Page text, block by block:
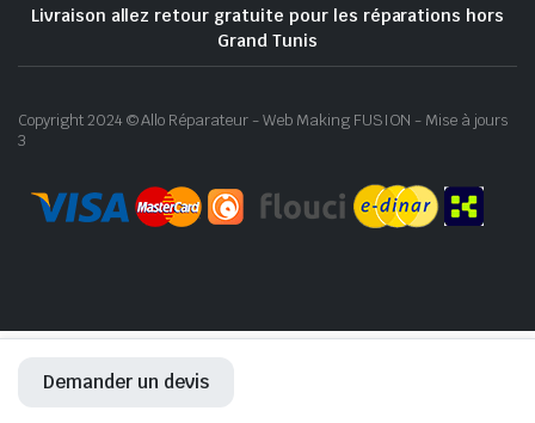
Demander un devis
Livraison allez retour gratuite pour les réparations hors
Grand Tunis
Copyright 2024 © Allo Réparateur - Web Making FUSION - Mise à jours
3